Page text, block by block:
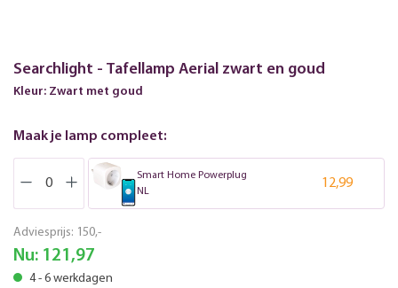
Searchlight - Tafellamp Aerial zwart en goud
Kleur: Zwart met goud
Maak je lamp compleet:
Smart Home Powerplug
NL
12,99
Adviesprijs: 150,-
Nu: 121,97
4 - 6 werkdagen